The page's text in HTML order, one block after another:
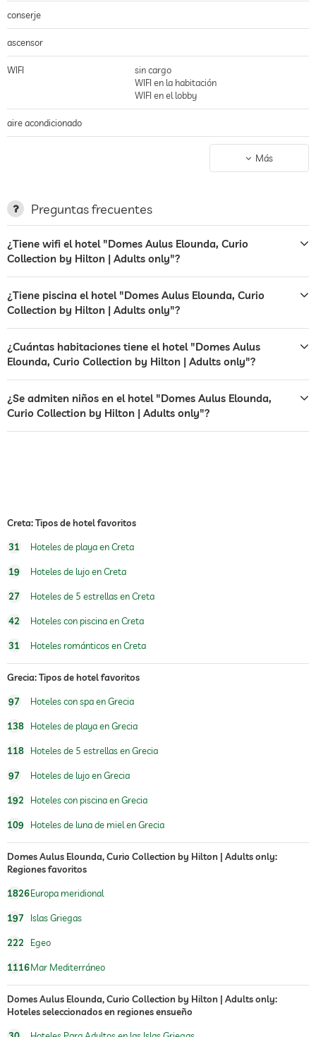
conserje
ascensor
WIFI
sin cargo
WIFI en la habitación
WIFI en el lobby
aire acondicionado
jardin/zona exterior
bar
restaurante
recepción recepción 24h
servicio de habitaciones
caja fuerte Cargos adicionales
piscina exterior
deportes de agua
cursos de gimnasia yoga
oferta de masajes
masaje de reflexología podal
spa Cargos adicionales
Más
Preguntas frecuentes
¿Tiene wifi el hotel "Domes Aulus Elounda, Curio
Collection by Hilton | Adults only"?
¿Tiene piscina el hotel "Domes Aulus Elounda, Curio
Collection by Hilton | Adults only"?
¿Cuántas habitaciones tiene el hotel "Domes Aulus
Elounda, Curio Collection by Hilton | Adults only"?
¿Se admiten niños en el hotel "Domes Aulus Elounda,
Curio Collection by Hilton | Adults only"?
Creta: Tipos de hotel favoritos
31 Hoteles de playa en Creta
19 Hoteles de lujo en Creta
27 Hoteles de 5 estrellas en Creta
42 Hoteles con piscina en Creta
31 Hoteles románticos en Creta
Grecia: Tipos de hotel favoritos
97 Hoteles con spa en Grecia
138 Hoteles de playa en Grecia
118 Hoteles de 5 estrellas en Grecia
97 Hoteles de lujo en Grecia
192 Hoteles con piscina en Grecia
109 Hoteles de luna de miel en Grecia
Domes Aulus Elounda, Curio Collection by Hilton | Adults only:
Regiones favoritos
1826Europa meridional
197 Islas Griegas
222 Egeo
1116Mar Mediterráneo
Domes Aulus Elounda, Curio Collection by Hilton | Adults only:
Hoteles seleccionados en regiones ensueño